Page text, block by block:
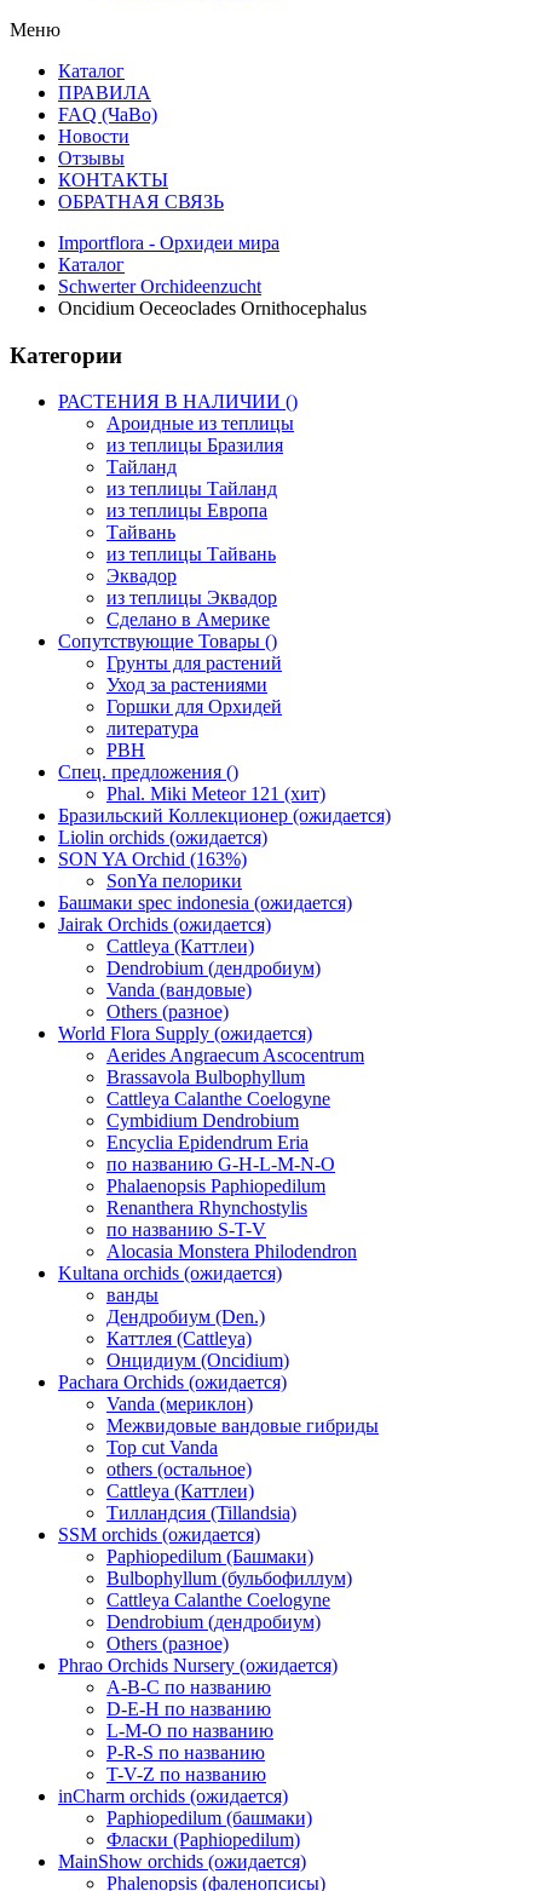
Меню
Каталог
ПРАВИЛА
FAQ (ЧаВо)
Новости
Отзывы
КОНТАКТЫ
ОБРАТНАЯ СВЯЗЬ
Importflora - Орхидеи мира
Каталог
Schwerter Orchideenzucht
Oncidium Oeceoclades Ornithocephalus
Категории
РАСТЕНИЯ В НАЛИЧИИ ()
Ароидные из теплицы
из теплицы Бразилия
Тайланд
из теплицы Тайланд
из теплицы Европа
Тайвань
из теплицы Тайвань
Эквадор
из теплицы Эквадор
Сделано в Америке
Сопутствующие Товары ()
Грунты для растений
Уход за растениями
Горшки для Орхидей
литература
РВН
Спец. предложения ()
Phal. Miki Meteor 121 (хит)
Бразильский Коллекционер (ожидается)
Liolin orchids (ожидается)
SON YA Orchid (163%)
SonYa пелорики
Башмаки spec indonesia (ожидается)
Jairak Orchids (ожидается)
Cattleya (Каттлеи)
Dendrobium (дендробиум)
Vanda (вандовые)
Others (разное)
World Flora Supply (ожидается)
Aerides Angraecum Ascocentrum
Brassavola Bulbophyllum
Cattleya Calanthe Coelogyne
Cymbidium Dendrobium
Encyclia Epidendrum Eria
по названию G-H-L-M-N-O
Phalaenopsis Paphiopedilum
Renanthera Rhynchostylis
по названию S-T-V
Alocasia Monstera Philodendron
Kultana orchids (ожидается)
ванды
Дендробиум (Den.)
Каттлея (Cattleya)
Онцидиум (Oncidium)
Pachara Orchids (ожидается)
Vanda (мериклон)
Межвидовые вандовые гибриды
Top cut Vanda
others (остальное)
Cattleya (Каттлеи)
Тилландсия (Tillandsia)
SSM orchids (ожидается)
Paphiopedilum (Башмаки)
Bulbophyllum (бульбофиллум)
Cattleya Calanthe Coelogyne
Dendrobium (дендробиум)
Others (разное)
Phrao Orchids Nursery (ожидается)
A-B-C по названию
D-E-H по названию
L-M-O по названию
P-R-S по названию
T-V-Z по названию
inCharm orchids (ожидается)
Paphiopedilum (башмаки)
Фласки (Paphiopedilum)
MainShow orchids (ожидается)
Phalenopsis (фаленопсисы)